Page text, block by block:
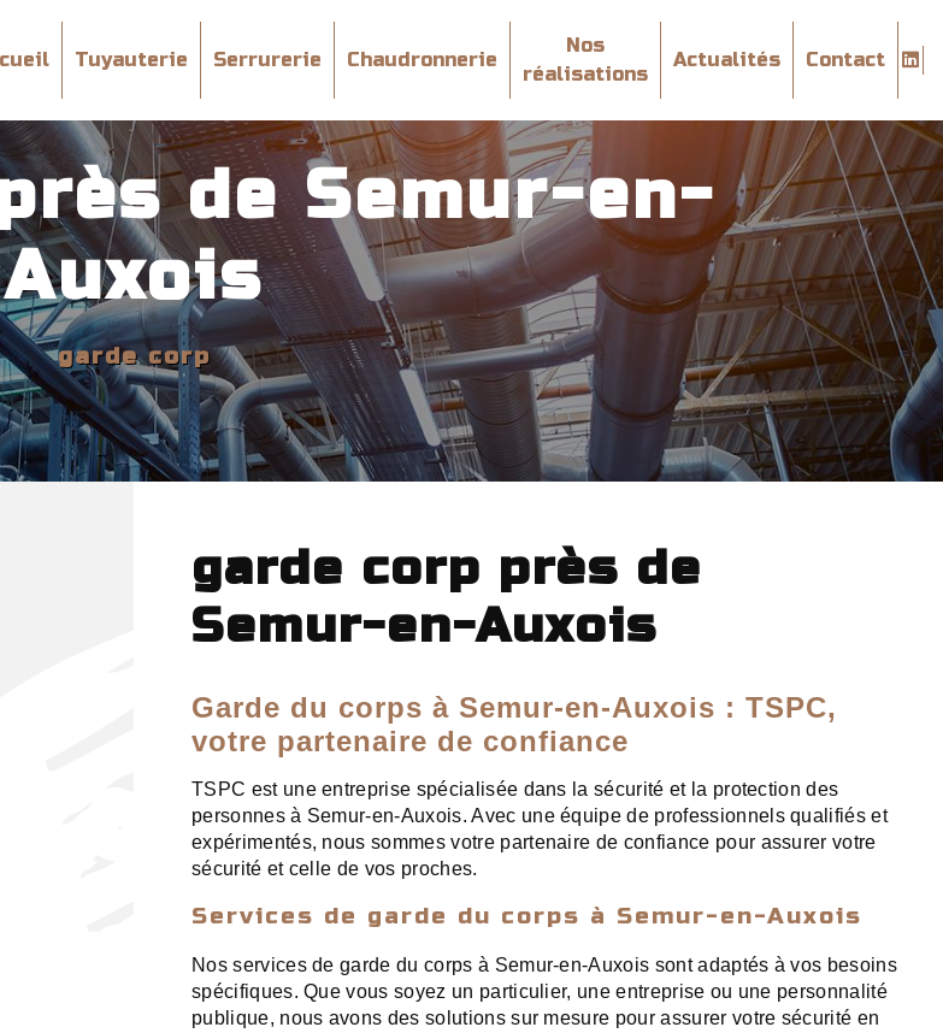
Tuyauterie Serrurerie Chaudronnerie
Nos
réalisations
Actualités Contact
de Semur-en-
Auxois
garde corp
garde corp près de
Semur-en-Auxois
Garde du corps à Semur-en-Auxois : TSPC,
votre partenaire de confiance
TSPC est une entreprise spécialisée dans la sécurité et la protection des
personnes à Semur-en-Auxois. Avec une équipe de professionnels qualifiés et
expérimentés, nous sommes votre partenaire de confiance pour assurer votre
sécurité et celle de vos proches.
Services de garde du corps à Semur-en-Auxois
Nos services de garde du corps à Semur-en-Auxois sont adaptés à vos besoins
spécifiques. Que vous soyez un particulier, une entreprise ou une personnalité
publique, nous avons des solutions sur mesure pour assurer votre sécurité en